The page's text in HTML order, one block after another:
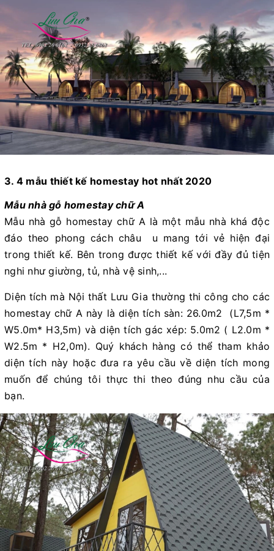
3. 4 mẫu thiết kế homestay hot nhất 2020
Mẫu nhà gỗ homestay chữ A
Mẫu nhà gỗ homestay chữ A là một mẫu nhà khá độc
đáo theo phong cách châu u mang tới vẻ hiện đại
trong thiết kế. Bên trong được thiết kế với đầy đủ tiện
nghi như giường, tủ, nhà vệ sinh,...
Diện tích mà Nội thất Lưu Gia thường thi công cho các
homestay chữ A này là diện tích sàn: 26.0m2 (L7,5m *
W5.0m* H3,5m) và diện tích gác xép: 5.0m2 ( L2.0m *
W2.5m * H2,0m). Quý khách hàng có thể tham khảo
diện tích này hoặc đưa ra yêu cầu về diện tích mong
muốn để chúng tôi thực thi theo đúng nhu cầu của
bạn.